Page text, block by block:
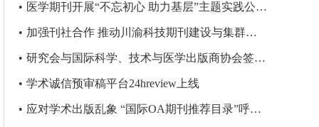
• 医学期刊开展“不忘初心 助力基层”主题实践公益活动暨 第四站“只要主义真 明翰故里行”党建活动
• 加强刊社合作 推动川渝科技期刊建设与集群化发展
• 研究会与国际科学、技术与医学出版商协会签署合作备忘录
• 学术诚信预审稿平台24hreview上线
• 应对学术出版乱象 “国际OA期刊推荐目录”呼之欲出